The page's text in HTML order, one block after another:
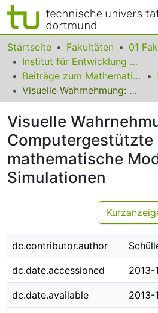
Bereiche & Sammlungen
Das gesamte Repositorium
Statistiken
FAQ
Leitlinien
Zurück zur Startseite
Startseite Fakultäten
Institut für Entwicklung und Erforschung des Mathematikunterrichts
Beiträge zum Mathematikunterricht
Visuelle Wahrnehmung: Computergestützte Experimente, mathematische Modelle und Simulationen
Visuelle
Computergestützte
mathematische
Simulationen
dc.contributor.author
dc.date.accessioned 2013-
dc.date.available 2013-